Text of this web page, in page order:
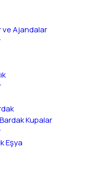
ve Ajandalar
Kupalar
Eşya